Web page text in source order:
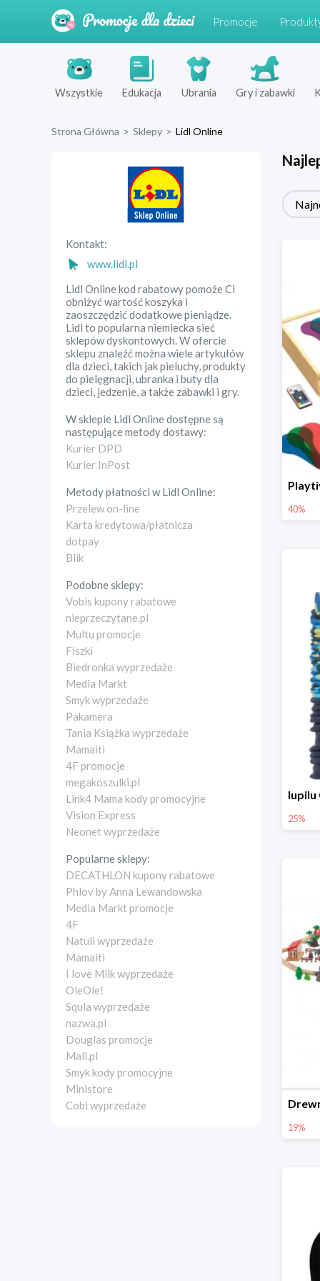
Promocje
Wszystkie Edukacja Ubrania Gry i zabawki
Strona Główna > Sklepy > Lidl Online
Kontakt:
www.lidl.pl
Lidl Online kod rabatowy pomoże Ci
obniżyć wartość koszyka i
zaoszczędzić dodatkowe pieniądze.
Lidl to popularna niemiecka sieć
sklepów dyskontowych. W ofercie
sklepu znaleźć można wiele artykułów
dla dzieci, takich jak pieluchy, produkty
do pielęgnacji, ubranka i buty dla
dzieci, jedzenie, a także zabawki i gry.
W sklepie Lidl Onlinedostępne są
następujące metody dostawy:
Kurier DPD
Kurier InPost
Metody płatności wLidl Online:
Przelew on-line
Karta kredytowa/płatnicza
dotpay
Blik
Podobne sklepy:
Vobis kupony rabatowe
nieprzeczytane.pl
Multu promocje
Fiszki
Biedronka wyprzedaże
Media Markt
Smyk wyprzedaże
Pakamera
Tania Książka wyprzedaże
Mamaiti
4F promocje
megakoszulki.pl
Link4 Mama kody promocyjne
Vision Express
Neonet wyprzedaże
Popularne sklepy:
DECATHLON kupony rabatowe
Phlov by Anna Lewandowska
Media Markt promocje
4F
Natuli wyprzedaże
Mamaiti
I love Milk wyprzedaże
OleOle!
Squla wyprzedaże
nazwa.pl
Douglas promocje
Mall.pl
Smyk kody promocyjne
Ministore
Cobi wyprzedaże
40%
25%
19%